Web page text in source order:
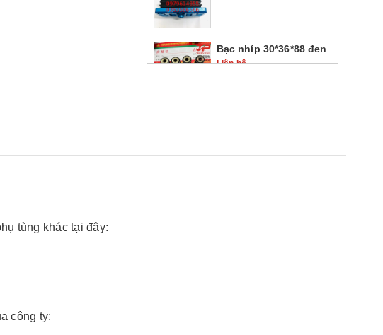
Bạc nhíp 30*36*88 đen
Liên hệ
tùng khác tại đây:
công ty: